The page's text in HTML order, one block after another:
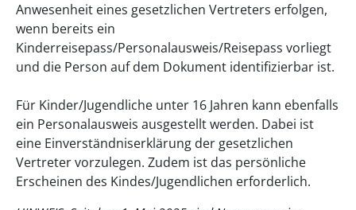
Anwesenheit eines gesetzlichen Vertreters erfolgen,
wenn bereits ein
Kinderreisepass/Personalausweis/Reisepass vorliegt
und die Person auf dem Dokument identifizierbar ist.
Für Kinder/Jugendliche unter 16 Jahren kann ebenfalls
ein Personalausweis ausgestellt werden. Dabei ist
eine Einverständniserklärung der gesetzlichen
Vertreter vorzulegen. Zudem ist das persönliche
Erscheinen des Kindes/Jugendlichen erforderlich.